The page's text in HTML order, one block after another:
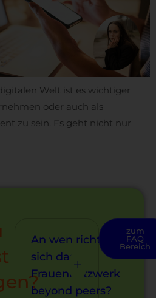
Welt ist es wichtiger
oder auch als
zu sein. Es geht nicht nur
An wen richtet
sich das
Frauennetzwerk
beyond peers?
zum
FAQ
Bereich